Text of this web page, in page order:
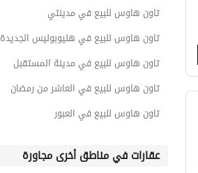
تاون هاوس للبيع في ايفى ريزيدنس
تاون هاوس للبيع في ستيلا لوكيشن
تاون هاوس للبيع في مدينتي
تاون هاوس للبيع في هليوبوليس الجديدة
تاون هاوس للبيع في مدينة المستقبل
تاون هاوس للبيع في العاشر من رمضان
تاون هاوس للبيع في العبور
عقارات في مناطق أخرى مجاورة